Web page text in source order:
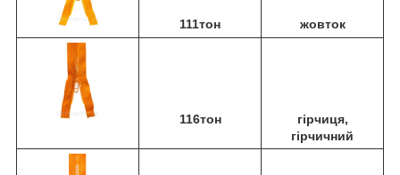
111тон жовток
116тон
гірчиця,
гірчичний